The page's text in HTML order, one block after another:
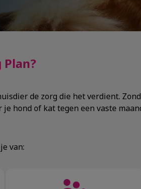
de zorg die het verdient.
hond of kat tegen een vaste
van: